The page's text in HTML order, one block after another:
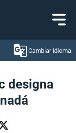
Cambiar idioma
designa